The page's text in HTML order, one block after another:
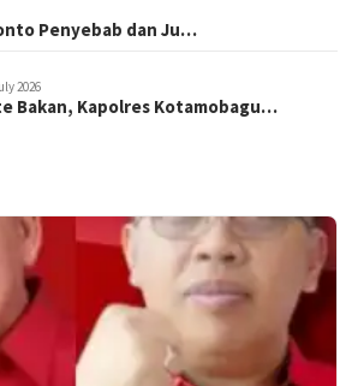
Penyebab dan Ju…
2026
Bakan, Kapolres Kotamobagu…